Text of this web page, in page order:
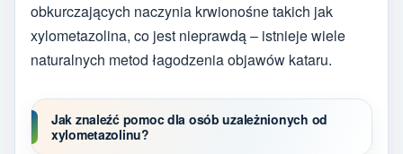
obkurczających naczynia krwionośne takich jak
xylometazolina, co jest nieprawdą – istnieje wiele
naturalnych metod łagodzenia objawów kataru.
Jak znaleźć pomoc dla osób uzależnionych od
xylometazolinu?